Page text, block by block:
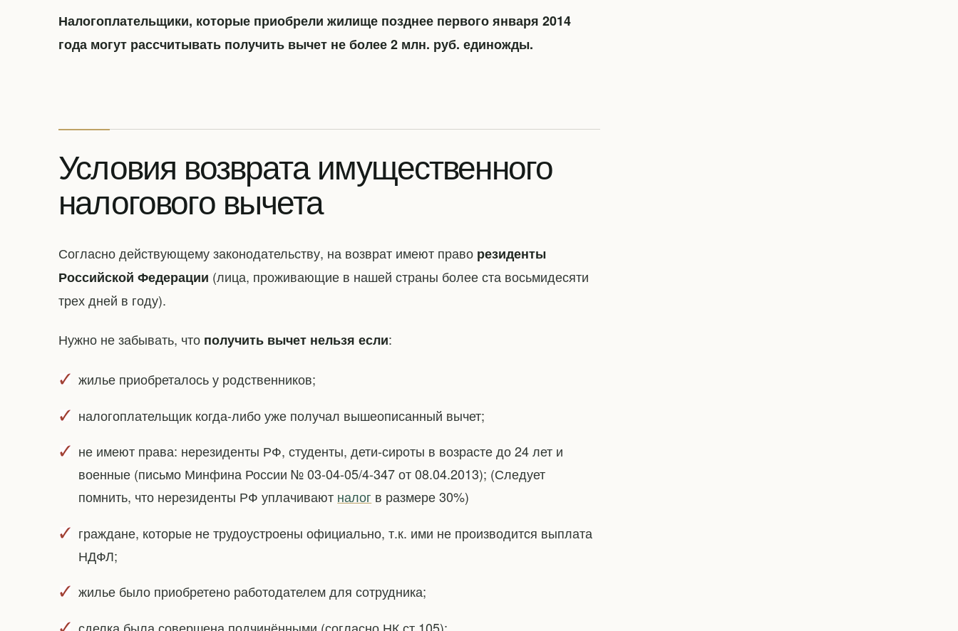
Налогоплательщики, которые приобрели жилище позднее первого января 2014
года могут рассчитывать получить вычет не более 2 млн. руб. единожды.
Условия возврата имущественного
налогового вычета
Согласно действующему законодательству, на возврат имеют право резиденты
Российской Федерации (лица, проживающие в нашей страны более ста восьмидесяти
трех дней в году).
Нужно не забывать, что получить вычет нельзя если:
жилье приобреталось у родственников;
налогоплательщик когда-либо уже получал вышеописанный вычет;
не имеют права: нерезиденты РФ, студенты, дети-сироты в возрасте до 24 лет и
военные (письмо Минфина России № 03-04-05/4-347 от 08.04.2013); (Следует
помнить, что нерезиденты РФ уплачивают налог в размере 30%)
граждане, которые не трудоустроены официально, т.к. ими не производится выплата
НДФЛ;
жилье было приобретено работодателем для сотрудника;
сделка была совершена подчинёнными (согласно НК ст.105);